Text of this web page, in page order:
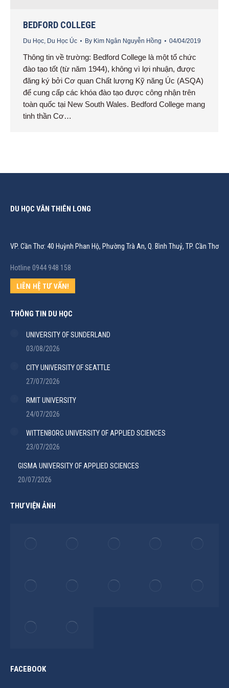
BEDFORD COLLEGE
Du Học Du Học Úc By Kim Ngân Nguyễn Hồng 04/04/2019
Thông tin về trường: Bedford College là một tổ chức
đào tạo tốt (từ năm 1944), không vì lợi nhuận, được
đăng ký bởi Cơ quan Chất lượng Kỹ năng Úc (ASQA)
để cung cấp các khóa đào tạo được công nhận trên
toàn quốc tại New South Wales. Bedford College mang
tinh thần Cơ…
DU HỌC VÂN THIÊN LONG
VP. Cần Thơ: 40 Huỳnh Phan Hộ, Phường Trà An, Q. Bình Thuỷ, TP. Cần Thơ
Hotline 0944 948 158
LIÊN HỆ TƯ VẤN!
THÔNG TIN DU HỌC
UNIVERSITY OF SUNDERLAND
03/08/2026
CITY UNIVERSITY OF SEATTLE
27/07/2026
RMIT UNIVERSITY
24/07/2026
WITTENBORG UNIVERSITY OF APPLIED SCIENCES
23/07/2026
GISMA UNIVERSITY OF APPLIED SCIENCES
20/07/2026
THƯ VIỆN ẢNH
FACEBOOK